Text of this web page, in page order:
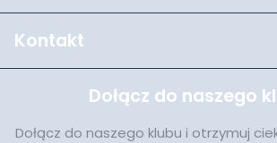
Kontakt
Dołącz do naszego
Dołącz do naszego klubu i otrzymuj